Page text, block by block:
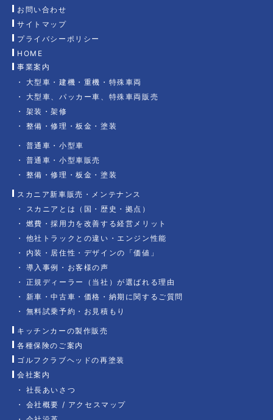
HOME
事業案内
大型車・建機・重機・特殊車両
大型車、パッカー車、特殊車両販売
架装・架修
整備・修理・板金・塗装
普通車・小型車
普通車・小型車販売
整備・修理・板金・塗装
スカニア新車販売・メンテナンス
スカニアとは（国・歴史・拠点）
燃費・採用力を改善する経営メリット
他社トラックとの違い・エンジン性能
内装・居住性・デザインの「価値」
導入事例・お客様の声
正規ディーラー（当社）が選ばれる理由
新車・中古車・価格・納期に関するご質問
無料試乗予約・お見積もり
キッチンカーの製作販売
各種保険のご案内
ゴルフクラブヘッドの再塗装
会社案内
社長あいさつ
会社概要 / アクセスマップ
お問い合わせ
サイトマップ
プライバシーポリシー